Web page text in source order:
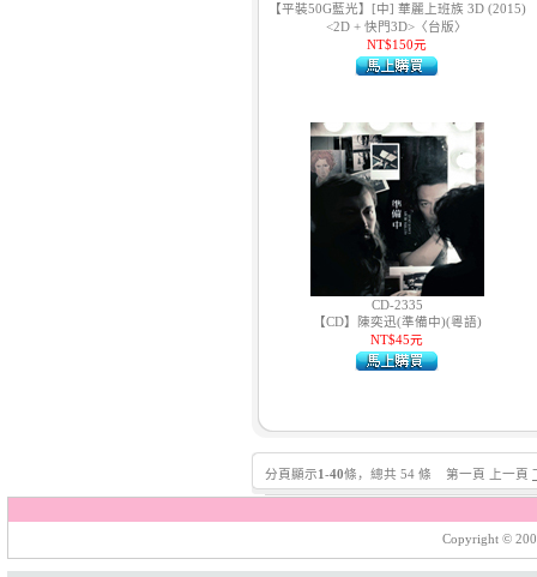
【平裝50G藍光】[中] 華麗上班族 3D (2015)
<2D + 快門3D>〈台版〉
NT$150元
CD-2335
【CD】陳奕迅(準備中)(粵語)
NT$45元
分頁顯示1 -40條，總共 54 條 第一頁 上一頁
Copyright ©